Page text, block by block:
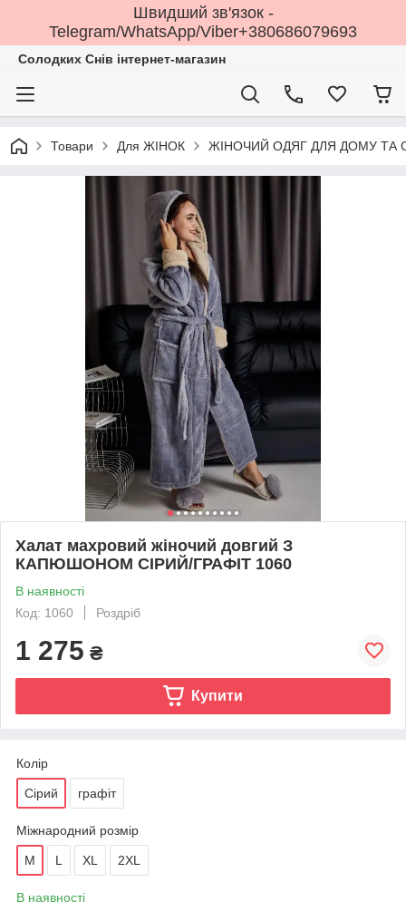
Швидший зв'язок -
Telegram/WhatsApp/Viber+380686079693
Солодких Снів інтернет-магазин
Товари Для ЖІНОК ЖІНОЧИЙ ОДЯГ ДЛЯ ДОМУ ТА
Халат махровий жіночий довгий З
КАПЮШОНОМ СІРИЙ/ГРАФІТ 1060
В наявності
Код: 1060
Роздріб
1 275 ₴
Купити
Колір
Сірий графіт
Міжнародний розмір
M L XL 2XL
В наявності